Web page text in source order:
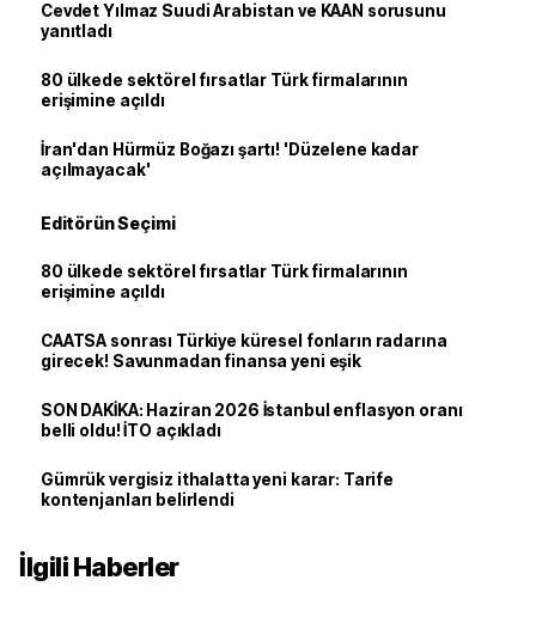
Cevdet Yılmaz Suudi Arabistan ve KAAN sorusunu
yanıtladı
80 ülkede sektörel fırsatlar Türk firmalarının
erişimine açıldı
İran'dan Hürmüz Boğazı şartı! 'Düzelene kadar
açılmayacak'
Editörün Seçimi
80 ülkede sektörel fırsatlar Türk firmalarının
erişimine açıldı
CAATSA sonrası Türkiye küresel fonların radarına
girecek! Savunmadan finansa yeni eşik
SON DAKİKA: Haziran 2026 İstanbul enflasyon oranı
belli oldu! İTO açıkladı
Gümrük vergisiz ithalatta yeni karar: Tarife
kontenjanları belirlendi
İlgili Haberler